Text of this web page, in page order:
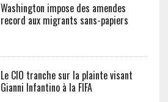
Washington impose des amendes
record aux migrants sans-papiers
Le CIO tranche sur la plainte visant
Gianni Infantino à la FIFA